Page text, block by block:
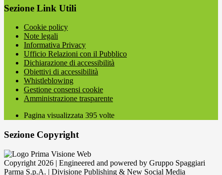
Sezione Link Utili
Cookie policy
Note legali
Informativa Privacy
Ufficio Relazioni con il Pubblico
Dichiarazione di accessibilità
Obiettivi di accessibilità
Whistleblowing
Gestione consensi cookie
Amministrazione trasparente
Pagina visualizzata 395 volte
Sezione Copyright
Copyright 2026 | Engineered and powered by Gruppo Spaggiari
Parma S.p.A. | Divisione Publishing & New Social Media